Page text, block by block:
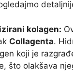
kolagen:
Collagenta.
koji je
što olakšava